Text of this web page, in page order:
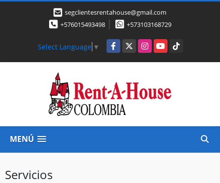
segclientesrentahouse@gmail.com
+576015493498
+573103168729
Select Language ▼ Facebook
X InstagramYouTubeTikTok
MENÚ
Servicios